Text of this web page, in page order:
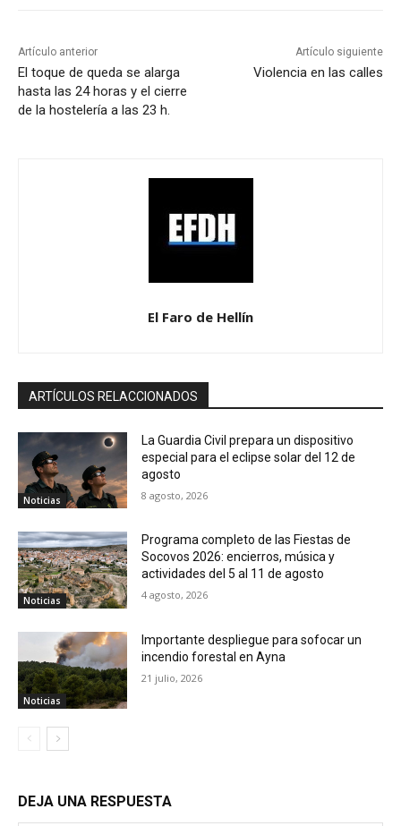
Artículo anterior
El toque de queda se alarga
hasta las 24 horas y el cierre
de la hostelería a las 23 h.
Artículo siguiente
Violencia en las calles
El Faro de Hellín
ARTÍCULOS RELACCIONADOS
Noticias
La Guardia Civil prepara un dispositivo
especial para el eclipse solar del 12 de
agosto
8 agosto, 2026
Noticias
Programa completo de las Fiestas de
Socovos 2026: encierros, música y
actividades del 5 al 11 de agosto
4 agosto, 2026
Noticias
Importante despliegue para sofocar un
incendio forestal en Ayna
21 julio, 2026
DEJA UNA RESPUESTA